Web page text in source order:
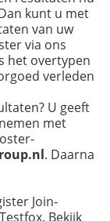
kunt u met
van uw
via ons
het overtypen
verleden
U geeft
met
. Daarna
Join-
Bekijk